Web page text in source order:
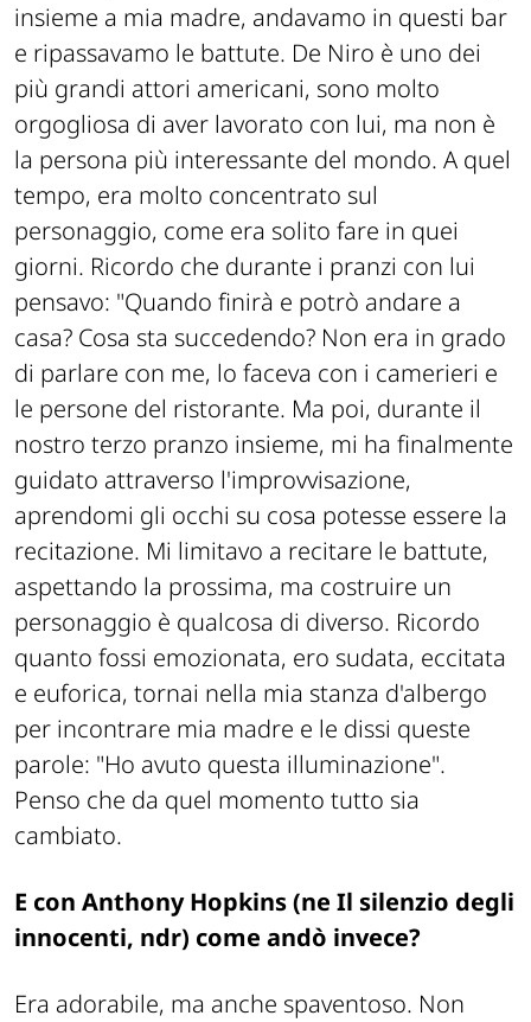
insieme a mia madre, andavamo in questi bar
e ripassavamo le battute. De Niro è uno dei
più grandi attori americani, sono molto
orgogliosa di aver lavorato con lui, ma non è
la persona più interessante del mondo. A quel
tempo, era molto concentrato sul
personaggio, come era solito fare in quei
giorni. Ricordo che durante i pranzi con lui
pensavo: "Quando finirà e potrò andare a
casa? Cosa sta succedendo? Non era in grado
di parlare con me, lo faceva con i camerieri e
le persone del ristorante. Ma poi, durante il
nostro terzo pranzo insieme, mi ha finalmente
guidato attraverso l'improvvisazione,
aprendomi gli occhi su cosa potesse essere la
recitazione. Mi limitavo a recitare le battute,
aspettando la prossima, ma costruire un
personaggio è qualcosa di diverso. Ricordo
quanto fossi emozionata, ero sudata, eccitata
e euforica, tornai nella mia stanza d'albergo
per incontrare mia madre e le dissi queste
parole: "Ho avuto questa illuminazione".
Penso che da quel momento tutto sia
cambiato.
E con Anthony Hopkins (ne Il silenzio degli
innocenti, ndr) come andò invece?
Era adorabile, ma anche spaventoso. Non